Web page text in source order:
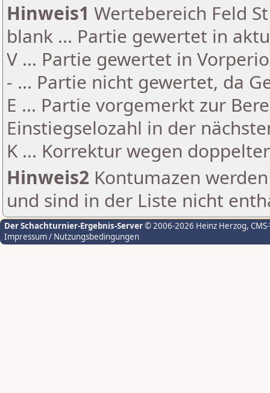
Hinweis1 Wertebereich Feld
blank ... Partie gewertet in
V ... Partie gewertet in
- ... Partie nicht gewertet, da
E ... Partie vorgemerkt zur
Einstiegselozahl in der
K ... Korrektur wegen
Hinweis2 Kontumazen
und sind in der Liste nicht
Der Schachturnier-Ergebnis-Server© 2006-2026 Heinz Herzog,
Impressum / Nutzungsbedingungen